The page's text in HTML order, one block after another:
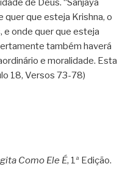
de Deus. “Sanjaya
quer que esteja Krishna, o
onde quer que esteja
também haverá
e moralidade. Esta
18, Versos 73-78)
Como Ele É, 1ª Edição.